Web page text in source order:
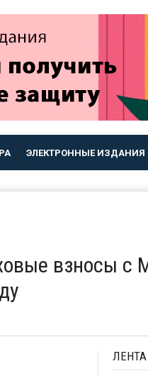
ЭЛЕКТРОННЫЕ ИЗДАНИЯ
взносы с
ЛЕНТА